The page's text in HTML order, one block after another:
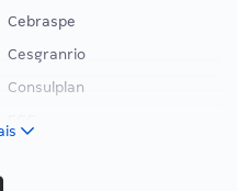
Cebraspe
Cesgranrio
Consulplan